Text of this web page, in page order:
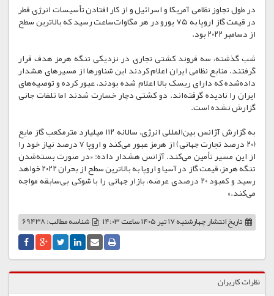
در طول تجاوز نظامی آمریکا و اسرائیل و از کار افتادن تأسیسات انرژی قطر
در قیمت گاز اروپا به ۷۵ یورو در هر مگاوات‌ساعت رسید که بالاترین سطح
از دسامبر ۲۰۲۲ بود.
شب گذشته، سه فروند کشتی تجاری در نزدیکی تنگه هرمز هدف قرار
گرفتند. منابع نظامی ایران اعلام کردند این شناورها از مسیرهای هشدار
داده‌شده که دارای ریسک بالا اعلام شده بودند، عبور کرده و توصیه‌های
ایران را نادیده گرفته‌اند. دو کشتی دچار خسارت شدند اما تلفات جانی
گزارش نشده است.
به گزارش آژانس بین‌المللی انرژی، سالانه ۱۱۲ میلیارد مترمکعب گاز مایع
(۲۰ درصد تجارت جهانی) از هرمز عبور می‌کند و اروپا ۷ درصد نیاز خود را
از این مسیر تأمین می‌کند. آژانس هشدار داده: «در صورت بسته‌شدن
تنگه هرمز، قیمت گاز در آسیا و اروپا به بالاترین سطح از بحران ۲۰۲۲ خواهد
رسید و کمبود ۲۰ درصدی عرضه، بازار جهانی را با شوکی بی‌سابقه مواجه
می‌کند.»
شناسه مطالب: 69438 تاریخ انتشارچهارشنبه ۱۷ تیر ۱۴۰۵ ساعت ۱۴:۰۳
نظرات کاربران